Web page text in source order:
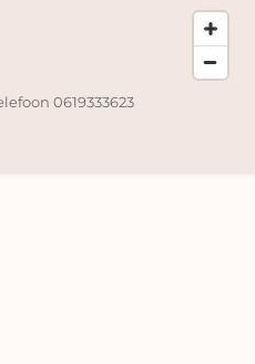
0619333623